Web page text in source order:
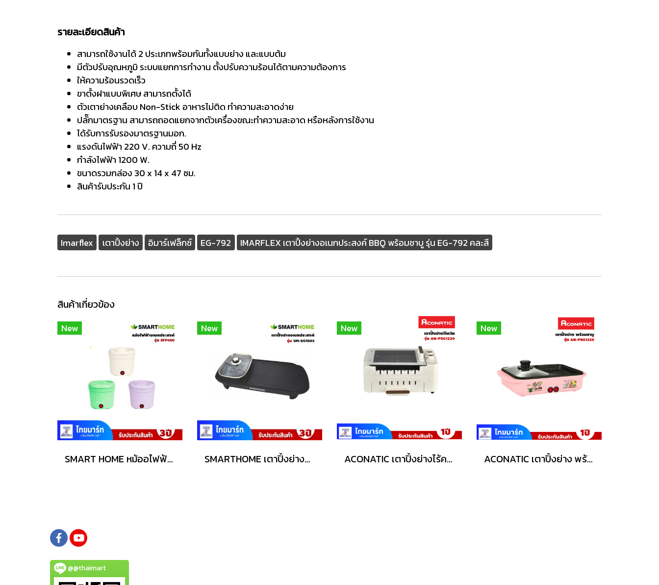
รายละเอียดสินค้า
สามารถใช้งานได้ 2 ประเภทพร้อมกันทั้งแบบย่าง และแบบต้ม
มีตัวปรับอุณหภูมิ ระบบแยกการทำงาน ตั้งปรับความร้อนได้ตามความต้องการ
ให้ความร้อนรวดเร็ว
ขาตั้งฝาแบบพิเศษ สามารถตั้งได้
ตัวเตาย่างเคลือบ Non-Stick อาหารไม่ติด ทำความสะอาดง่าย
ปลั๊กมาตรฐาน สามารถถอดแยกจากตัวเครื่องขณะทำความสะอาด หรือหลังการใช้งาน
ได้รับการรับรองมาตรฐานมอก.
แรงดันไฟฟ้า 220 V. ความถี่ 50 Hz
กำลังไฟฟ้า 1200 W.
ขนาดรวมกล่อง 30 x 14 x 47 ซม.
สินค้ารับประกัน 1 ปี
Imarflex เตาปิ้งย่าง อิมาร์เฟล็กซ์ EG-792 IMARFLEX เตาปิ้งย่างอเนกประสงค์ BBQ พร้อมชาบู รุ่น EG-792 คละสี
สินค้าเกี่ยวข้อง
New
SMART HOME หม้ออไฟฟ้าเนกประสงค์ 1 ลิตร รุ่น SFP450
New
SMARTHOME เตาปิ้งย่างอเนกประสงค์พร้อมหม้อสุกี้ รุ่น SM-EG1503
New
ACONATIC เตาปิ้งย่างไร้ควัน รุ่น AN-PSG1220
New
ACONATIC เตาปิ้งย่าง พร้อมชาบู รุ่น AN-PSG1225
@@thaimart